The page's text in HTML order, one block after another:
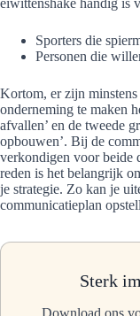
eiwittenshake handig is
Sporters die
Personen die
Kortom, er zijn minstens
onderneming te maken
afvallen’ en de tweede
opbouwen’. Bij de
verkondigen voor beide
reden is het belangrijk
je strategie. Zo kan je
communicatieplan
Sterk
Download ons